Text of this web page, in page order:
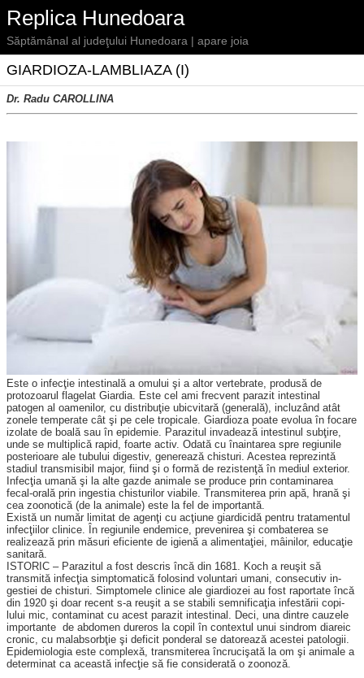
Replica Hunedoara
Săptămânal al judeţului Hunedoara | apare joia
GIARDIOZA-LAMBLIAZA (I)
Dr. Radu CAROLLINA
Este o infecţie intestinală a omului şi a altor verte­bra­te, produsă de
protozoarul fla­gelat Giardia. Este cel ami frec­vent parazit intestinal
patogen al oamenilor, cu distribuţie ubicvitară (generală), inclu­zând atât
zonele temperate cât şi pe cele tropicale. Giardioza poa­te evolua în focare
izolate de boală sau în epi­de­mie. Pa­razitul invadează intestinul sub­ţire,
unde se multiplică ra­pid, foarte activ. Odată cu înaintarea spre regiunile
pos­terioare ale tubului diges­tiv, generează chisturi. Acestea re­prezintă
stadiul transmisibil major, fiind şi o formă de re­zistenţă în mediul ex­te­rior.
Infecţia umană şi la alte gazde animale se produce prin con­taminarea
fecal-orală prin in­gestia chisturilor via­bile. Transmiterea prin apă, hrană şi
cea zoonotică (de la animale) este la fel de importantă.
Există un număr limitat de agenţi cu acţiune giardicidă pentru tratamentul
infecţiilor clinice. În regiunile endemice, prevenirea şi combaterea se
realizează prin măsuri eficiente de igienă a alimentaţiei, mâi­nilor, educaţie
sanitară.
ISTORIC – Parazitul a fost descris încă din 1681. Koch a reuşit să
transmită infecţia simptomatică folosind vo­lun­tari umani, consecutiv in­
gestiei de chisturi. Simptomele clinice ale giardiozei au fost raportate încă
din 1920 şi doar recent s-a reuşit a se stabili semnificaţia infestării copi­
lului mic, contaminat cu acest pa­razit intestinal. Deci, una dintre cauzele
importante de ab­domen dureros la copil în contextul unui sindrom diareic
cronic, cu malabsorbţie şi de­ficit ponderal se datorează acestei patologii.
Epidemio­lo­gia este complexă, trans­mi­terea încrucişată la om şi ani­male a
determinat ca aceas­tă infecţie să fie con­siderată o zoonoză.